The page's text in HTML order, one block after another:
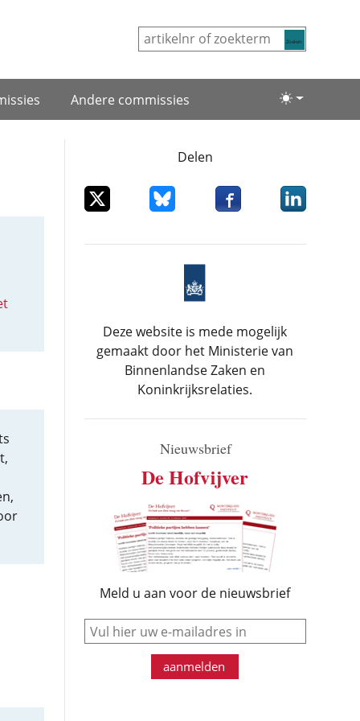
Lichte/
Andere commissies
Delen
Deel dit item op XDeel dit item op Bluesky
Deel dit item op
Deel dit
Deze website is mede mogelijk
gemaakt door het Ministerie van
Binnenlandse Zaken en
Koninkrijksrelaties.
Nieuwsbrief
De Hofvijver
Meld u aan voor de nieuwsbrief
e-mail
aanmelden